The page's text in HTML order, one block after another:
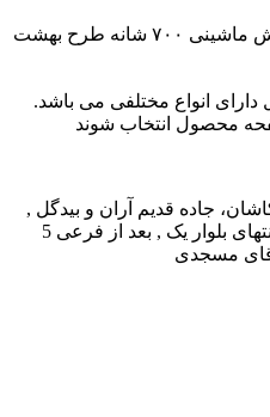
از شیک ترین طرح های فرش ماشینی ۷۰۰ شانه طرح بهشت
دارای انواع مختلفی می باشد.
محصول انتخاب شوند
جاده قدیم آران و بیدگل ,
شهرک صنعتی سلیمان صباحی , انتهای بلوار یک , بعد از فرعی 5